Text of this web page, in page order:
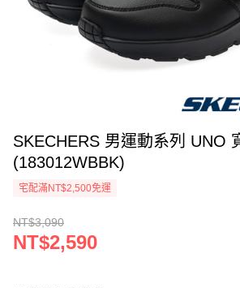
SKECHERS 男運動系列 UNO
(183012WBBK)
宅配滿NT$2,500免運
NT$3,090
NT$2,590